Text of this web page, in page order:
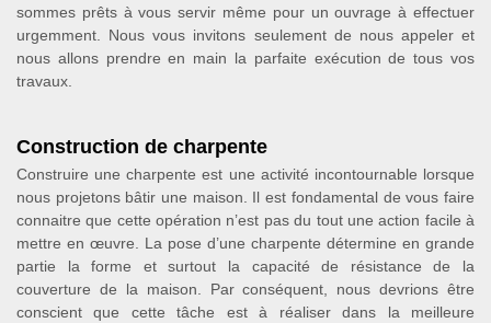
sommes prêts à vous servir même pour un ouvrage à effectuer
urgemment. Nous vous invitons seulement de nous appeler et
nous allons prendre en main la parfaite exécution de tous vos
travaux.
Construction de charpente
Construire une charpente est une activité incontournable lorsque
nous projetons bâtir une maison. Il est fondamental de vous faire
connaitre que cette opération n’est pas du tout une action facile à
mettre en œuvre. La pose d’une charpente détermine en grande
partie la forme et surtout la capacité de résistance de la
couverture de la maison. Par conséquent, nous devrions être
conscient que cette tâche est à réaliser dans la meilleure